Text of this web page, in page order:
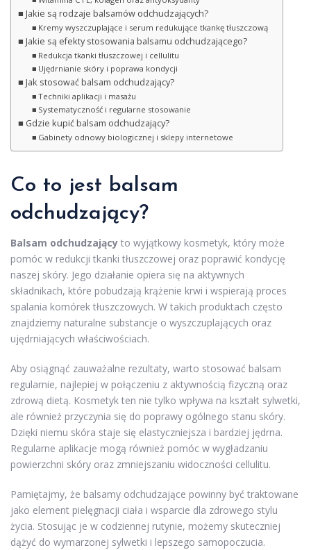
Jakie są rodzaje balsamów odchudzających?
Kremy wyszczuplające i serum redukujące tkankę tłuszczową
Jakie są efekty stosowania balsamu odchudzającego?
Redukcja tkanki tłuszczowej i cellulitu
Ujędrnianie skóry i poprawa kondycji
Jak stosować balsam odchudzający?
Techniki aplikacji i masażu
Systematyczność i regularne stosowanie
Gdzie kupić balsam odchudzający?
Gabinety odnowy biologicznej i sklepy internetowe
Co to jest balsam
odchudzający?
Balsam odchudzający to wyjątkowy kosmetyk, który może
pomóc w redukcji tkanki tłuszczowej oraz poprawić kondycję
naszej skóry. Jego działanie opiera się na aktywnych
składnikach, które pobudzają krążenie krwi i wspierają proces
spalania komórek tłuszczowych. W takich produktach często
znajdziemy naturalne substancje o wyszczuplających oraz
ujędrniających właściwościach.
Aby osiągnąć zauważalne rezultaty, warto stosować balsam
regularnie, najlepiej w połączeniu z aktywnością fizyczną oraz
zdrową dietą. Kosmetyk ten nie tylko wpływa na kształt sylwetki,
ale również przyczynia się do poprawy ogólnego stanu skóry.
Dzięki niemu skóra staje się elastyczniejsza i bardziej jędrna.
Regularne aplikacje mogą również pomóc w wygładzaniu
powierzchni skóry oraz zmniejszaniu widoczności cellulitu.
Pamiętajmy, że balsamy odchudzające powinny być traktowane
jako element pielęgnacji ciała i wsparcie dla zdrowego stylu
życia. Stosując je w codziennej rutynie, możemy skuteczniej
dążyć do wymarzonej sylwetki i lepszego samopoczucia.